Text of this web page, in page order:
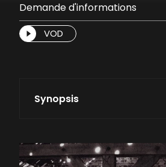
Demande d'informations
VOD
Synopsis